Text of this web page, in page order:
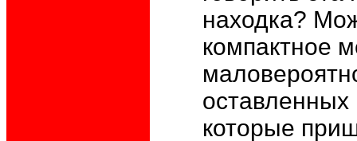
находка?
компактное
оставленных
которые